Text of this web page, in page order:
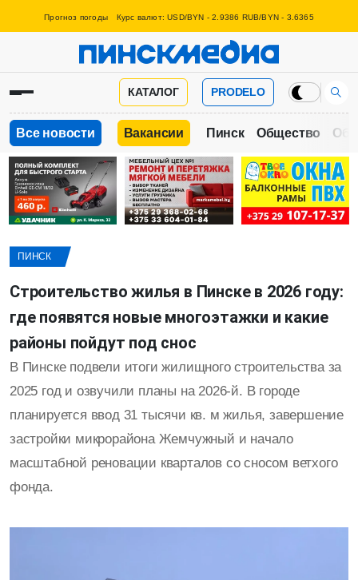
Прогноз погоды Курс валют: USD/BYN - 2.9386 RUB/BYN - 3.6365
КАТАЛОГ PRODELO
Все новости Вакансии Пинск Общество
ПИНСК
Строительство жилья в Пинске в 2026 году:
где появятся новые многоэтажки и какие
районы пойдут под снос
В Пинске подвели итоги жилищного строительства за
2025 год и озвучили планы на 2026-й. В городе
планируется ввод 31 тысячи кв. м жилья, завершение
застройки микрорайона Жемчужный и начало
масштабной реновации кварталов со сносом ветхого
фонда.